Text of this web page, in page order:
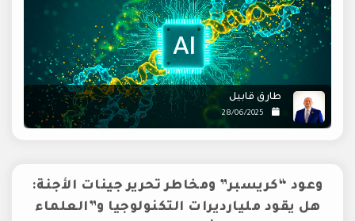
طارق قابيل
28/06/2025
وعود “كريسبر” ومخاطر تحرير جينات الأجنة:
هل يقود مليارديرات التكنولوجيا و”العلماء